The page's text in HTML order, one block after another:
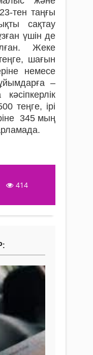
тен таңғы
сақтау
үшін де
Жеке
шағын
немесе
–
теңге, ірі
345 мың
414